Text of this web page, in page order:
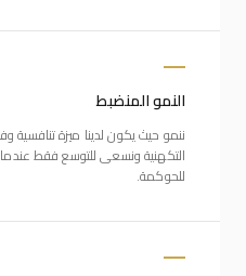
النمو المنضبط
ننمو حيث يكون لدينا ميزة
التكهنية ونسعى للتوسع فقط
للحوكمة.